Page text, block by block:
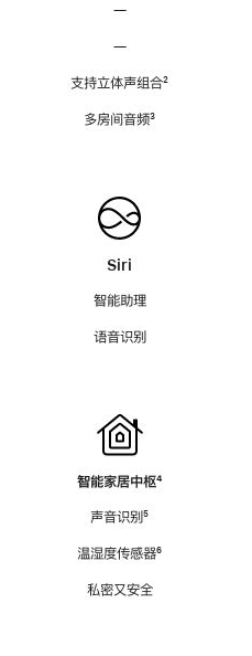
—
—
支持立体声组合脚
²
多房间音频脚
³
Siri
智能助理
语音识别
智能家居中枢脚
⁴
声音识别脚
⁵
温湿度传感器脚
⁶
私密又安全